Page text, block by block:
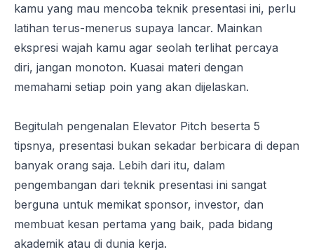
kamu yang mau mencoba teknik presentasi ini, perlu
latihan terus-menerus supaya lancar. Mainkan
ekspresi wajah kamu agar seolah terlihat percaya
diri, jangan monoton. Kuasai materi dengan
memahami setiap poin yang akan dijelaskan.
Begitulah pengenalan Elevator Pitch beserta 5
tipsnya, presentasi bukan sekadar berbicara di depan
banyak orang saja. Lebih dari itu, dalam
pengembangan dari teknik presentasi ini sangat
berguna untuk memikat sponsor, investor, dan
membuat kesan pertama yang baik, pada bidang
akademik atau di dunia kerja.